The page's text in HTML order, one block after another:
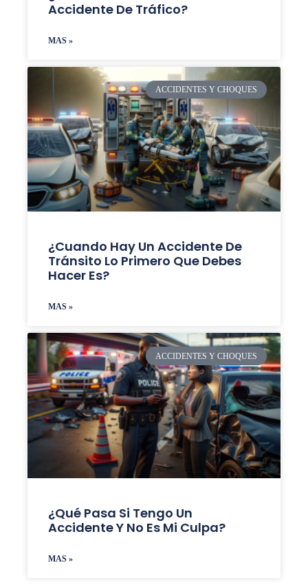
Accidente De Tráfico?
MAS »
ACCIDENTES Y CHOQUES
¿Cuando Hay Un Accidente De
Tránsito Lo Primero Que Debes
Hacer Es?
MAS »
ACCIDENTES Y CHOQUES
¿Qué Pasa Si Tengo Un
Accidente Y No Es Mi Culpa?
MAS »